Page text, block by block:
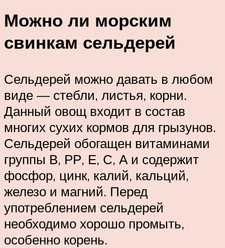
Можно ли морским
свинкам сельдерей
Сельдерей можно давать в любом
виде — стебли, листья, корни.
Данный овощ входит в состав
многих сухих кормов для грызунов.
Сельдерей обогащен витаминами
группы В, РР, Е, С, А и содержит
фосфор, цинк, калий, кальций,
железо и магний. Перед
употреблением сельдерей
необходимо хорошо промыть,
особенно корень.